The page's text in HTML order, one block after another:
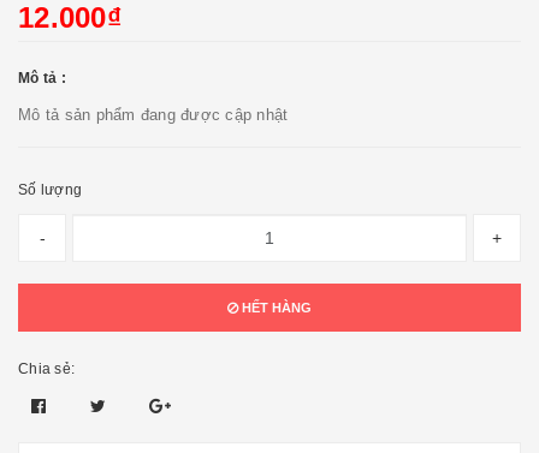
12.000₫
Mô tả :
Mô tả sản phẩm đang được cập nhật
Số lượng
- +
HẾT HÀNG
Chia sẻ: